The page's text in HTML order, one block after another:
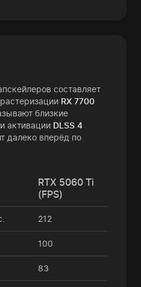
составляет
RX 7700
близкие
активации DLSS 4
далеко вперёд по
RTX 5060 Ti
(FPS)
212
100
83